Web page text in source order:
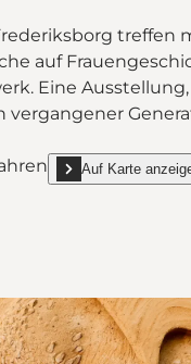
treffen
auf
Eine
vergangener
"Im Faden der
Auf Karte
show Im Faden der